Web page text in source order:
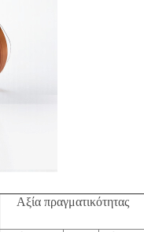
Αξία πραγματικότητας